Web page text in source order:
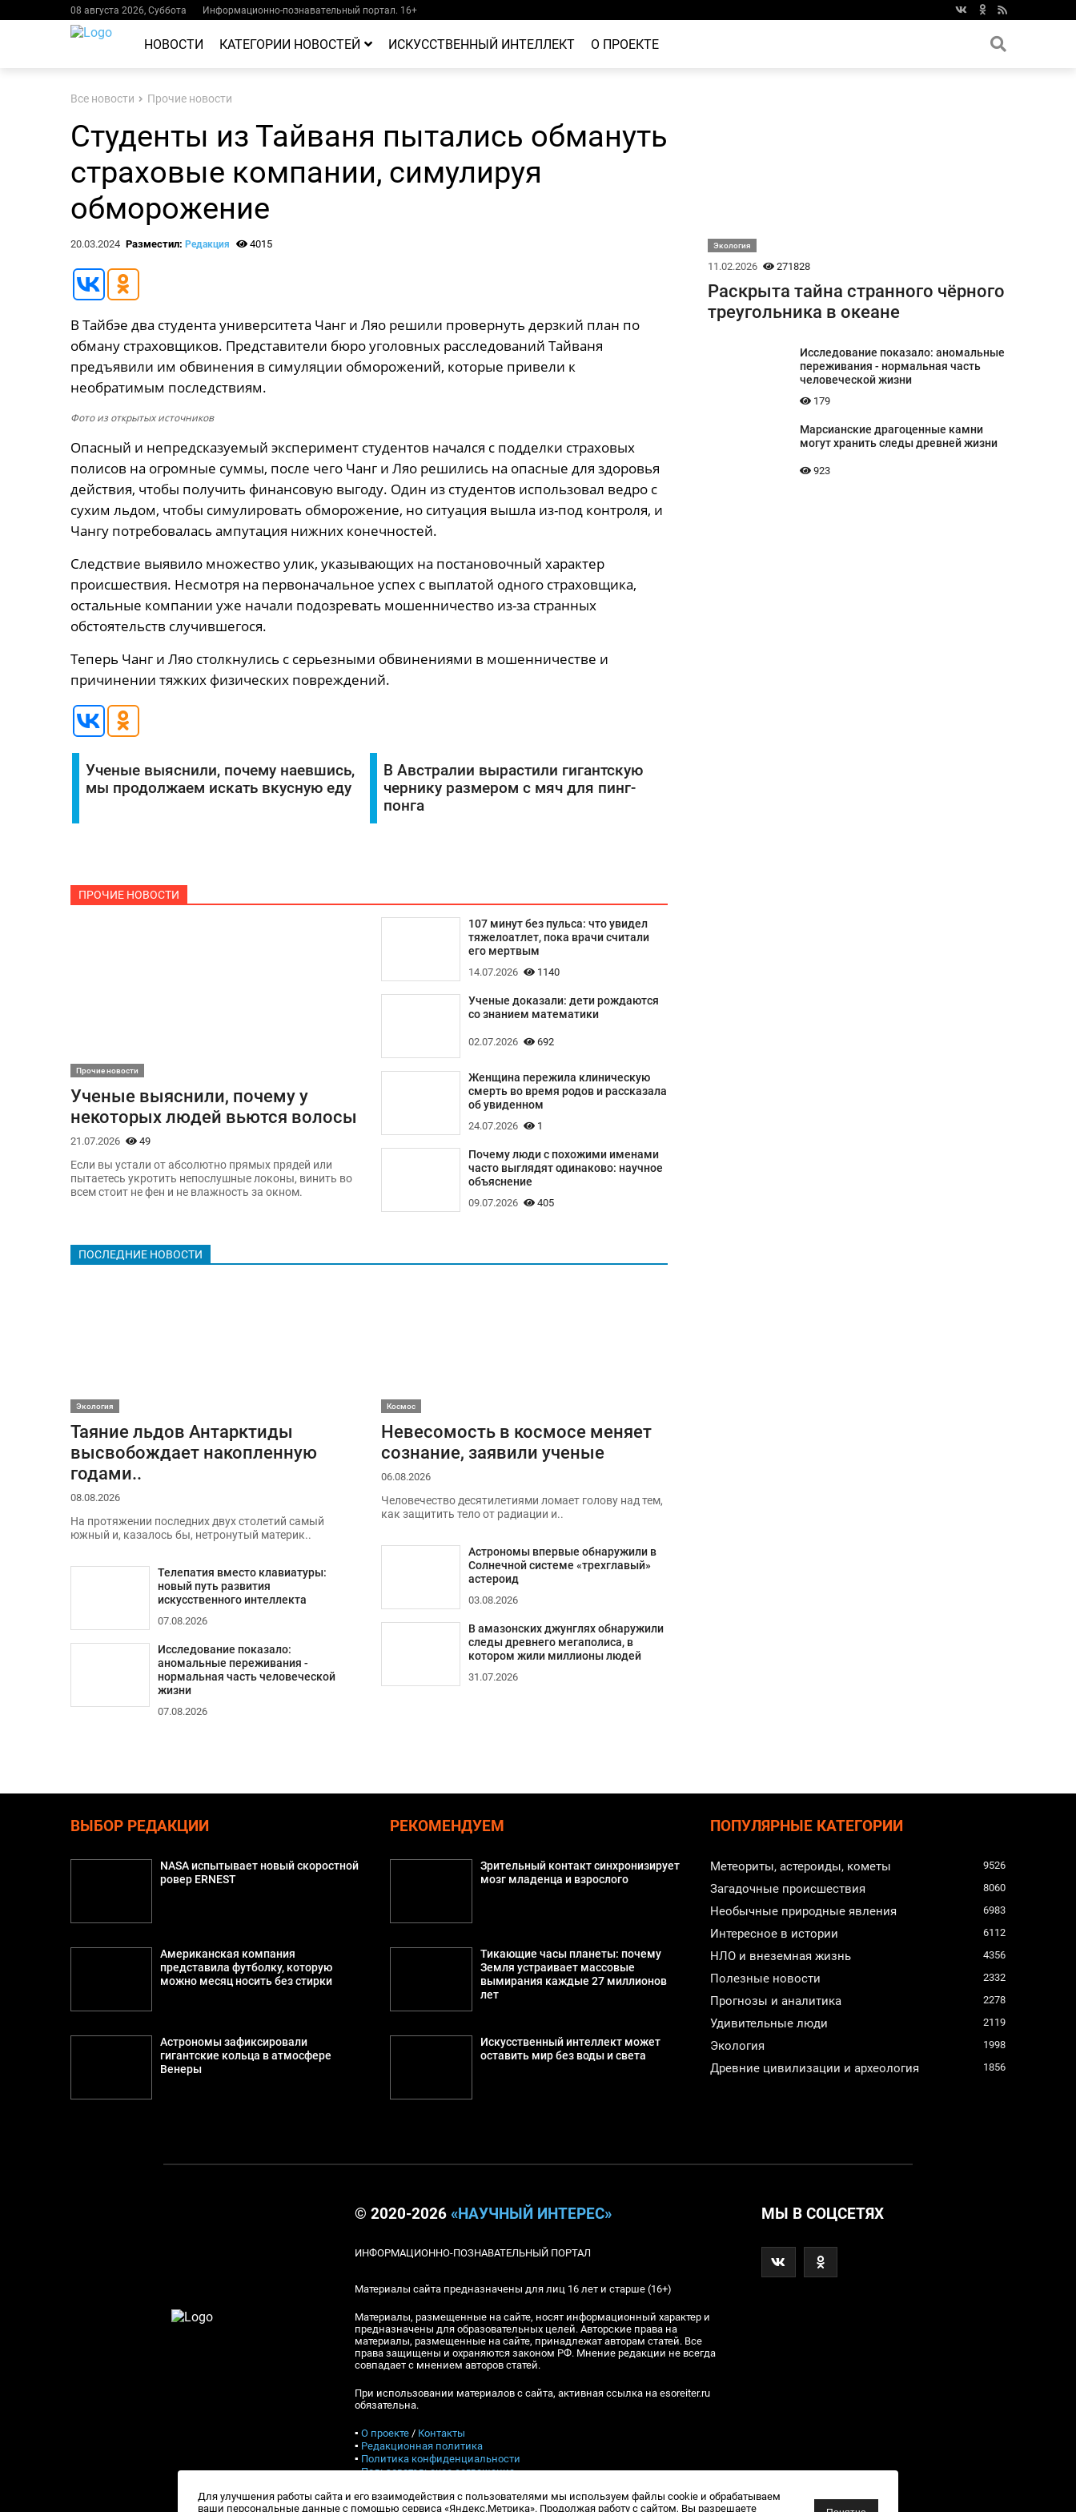
08 августа 2026, Суббота Информационно-познавательный портал. 16+
НОВОСТИ КАТЕГОРИИ НОВОСТЕЙ ИСКУССТВЕННЫЙ ИНТЕЛЛЕКТ О ПРОЕКТЕ
Все новости Прочие новости
Студенты из Тайваня пытались обмануть
страховые компании, симулируя
обморожение
20.03.2024 Разместил: Редакция 4015
В Тайбэе два студента университета Чанг и Ляо решили провернуть дерзкий план по
обману страховщиков. Представители бюро уголовных расследований Тайваня
предъявили им обвинения в симуляции обморожений, которые привели к
необратимым последствиям.
Фото из открытых источников
Опасный и непредсказуемый эксперимент студентов начался с подделки страховых
полисов на огромные суммы, после чего Чанг и Ляо решились на опасные для здоровья
действия, чтобы получить финансовую выгоду. Один из студентов использовал ведро с
сухим льдом, чтобы симулировать обморожение, но ситуация вышла из-под контроля, и
Чангу потребовалась ампутация нижних конечностей.
Следствие выявило множество улик, указывающих на постановочный характер
происшествия. Несмотря на первоначальное успех с выплатой одного страховщика,
остальные компании уже начали подозревать мошенничество из-за странных
обстоятельств случившегося.
Теперь Чанг и Ляо столкнулись с серьезными обвинениями в мошенничестве и
причинении тяжких физических повреждений.
Ученые выяснили, почему наевшись,
мы продолжаем искать вкусную еду
В Австралии вырастили гигантскую
чернику размером с мяч для пинг-
понга
ПРОЧИЕ НОВОСТИ
Прочие новости
Ученые выяснили, почему у
некоторых людей вьются волосы
21.07.2026 49
Если вы устали от абсолютно прямых прядей или
пытаетесь укротить непослушные локоны, винить во
всем стоит не фен и не влажность за окном.
107 минут без пульса: что увидел
тяжелоатлет, пока врачи считали
его мертвым
14.07.2026 1140
Ученые доказали: дети рождаются
со знанием математики
02.07.2026 692
Женщина пережила клиническую
смерть во время родов и рассказала
об увиденном
24.07.2026 1
Почему люди с похожими именами
часто выглядят одинаково: научное
объяснение
09.07.2026 405
ПОСЛЕДНИЕ НОВОСТИ
Экология
Таяние льдов Антарктиды
высвобождает накопленную
годами..
08.08.2026
На протяжении последних двух столетий самый
южный и, казалось бы, нетронутый материк..
Телепатия вместо клавиатуры:
новый путь развития
искусственного интеллекта
07.08.2026
Исследование показало:
аномальные переживания -
нормальная часть человеческой
жизни
07.08.2026
Космос
Невесомость в космосе меняет
сознание, заявили ученые
06.08.2026
Человечество десятилетиями ломает голову над тем,
как защитить тело от радиации и..
Астрономы впервые обнаружили в
Солнечной системе «трехглавый»
астероид
03.08.2026
В амазонских джунглях обнаружили
следы древнего мегаполиса, в
котором жили миллионы людей
31.07.2026
Экология
11.02.2026 271828
Раскрыта тайна странного чёрного
треугольника в океане
Исследование показало: аномальные
переживания - нормальная часть
человеческой жизни
179
Марсианские драгоценные камни
могут хранить следы древней жизни
923
ВЫБОР РЕДАКЦИИ
NASA испытывает новый скоростной
ровер ERNEST
Американская компания
представила футболку, которую
можно месяц носить без стирки
Астрономы зафиксировали
гигантские кольца в атмосфере
Венеры
РЕКОМЕНДУЕМ
Зрительный контакт синхронизирует
мозг младенца и взрослого
Тикающие часы планеты: почему
Земля устраивает массовые
вымирания каждые 27 миллионов
лет
Искусственный интеллект может
оставить мир без воды и света
ПОПУЛЯРНЫЕ КАТЕГОРИИ
Метеориты, астероиды, кометы 9526
Загадочные происшествия 8060
Необычные природные явления 6983
Интересное в истории 6112
НЛО и внеземная жизнь 4356
Полезные новости 2332
Прогнозы и аналитика 2278
Удивительные люди 2119
Экология 1998
Древние цивилизации и археология 1856
© 2020-2026 «НАУЧНЫЙ ИНТЕРЕС»
ИНФОРМАЦИОННО-ПОЗНАВАТЕЛЬНЫЙ ПОРТАЛ
Материалы сайта предназначены для лиц 16 лет и старше (16+)
Материалы, размещенные на сайте, носят информационный характер и
предназначены для образовательных целей. Авторские права на
материалы, размещенные на сайте, принадлежат авторам статей. Все
права защищены и охраняются законом РФ. Мнение редакции не всегда
совпадает с мнением авторов статей.
При использовании материалов с сайта, активная ссылка на esoreiter.ru
обязательна.
▪ О проекте/ Контакты
▪ Редакционная политика
▪ Политика конфиденциальности
▪Пользовательское соглашение
Контакты:esoreiter@yandex.ru, Гл.ред.: А.В.Шебловинский
МЫ В СОЦСЕТЯХ
Для улучшения работы сайта и его взаимодействия с пользователями мы используем файлы cookie и обрабатываем
ваши персональные данные с помощью сервиса «Яндекс.Метрика». Продолжая работу с сайтом, Вы разрешаете